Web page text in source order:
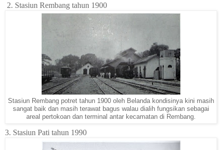
2. Stasiun Rembang tahun 1900
Stasiun Rembang potret tahun 1900 oleh Belanda kondisinya kini masih
sangat baik dan masih terawat bagus walau dialih fungsikan sebagai
areal pertokoan dan terminal antar kecamatan di Rembang.
3. Stasiun Pati tahun 1990